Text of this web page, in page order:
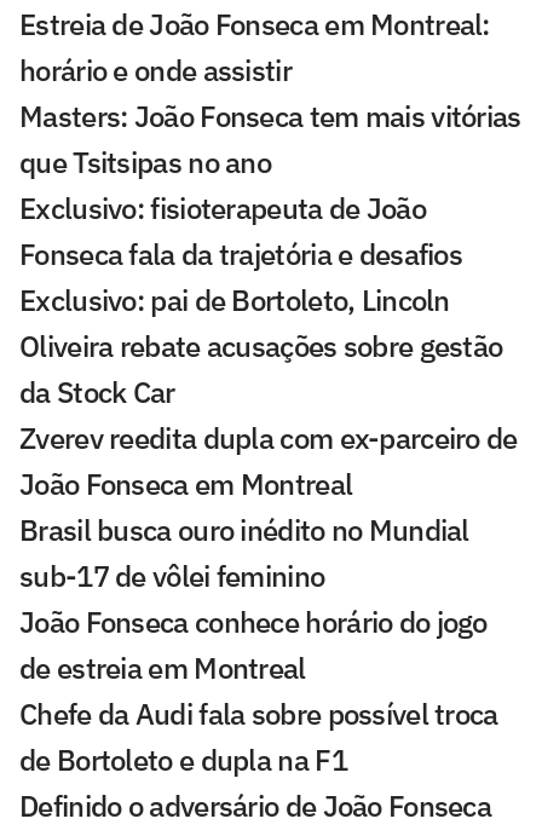
Estreia de João Fonseca em Montreal:
horário e onde assistir
Masters: João Fonseca tem mais vitórias
que Tsitsipas no ano
Exclusivo: fisioterapeuta de João
Fonseca fala da trajetória e desafios
Exclusivo: pai de Bortoleto, Lincoln
Oliveira rebate acusações sobre gestão
da Stock Car
Zverev reedita dupla com ex-parceiro de
João Fonseca em Montreal
Brasil busca ouro inédito no Mundial
sub-17 de vôlei feminino
João Fonseca conhece horário do jogo
de estreia em Montreal
Chefe da Audi fala sobre possível troca
de Bortoleto e dupla na F1
Definido o adversário de João Fonseca